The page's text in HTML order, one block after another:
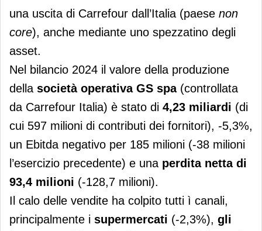
una uscita di Carrefour dall’Italia (paese non
core), anche mediante uno spezzatino degli
asset.
Nel bilancio 2024 il valore della produzione
della società operativa GS spa(controllata
da Carrefour Italia) è stato di 4,23 miliardi (di
cui 597 milioni di contributi dei fornitori), -5,3%,
un Ebitda negativo per 185 milioni (-38 milioni
l’esercizio precedente) e una perdita netta di
93,4 milioni (-128,7 milioni).
Il calo delle vendite ha colpito tutti ì canali,
principalmente i supermercati (-2,3%), gli